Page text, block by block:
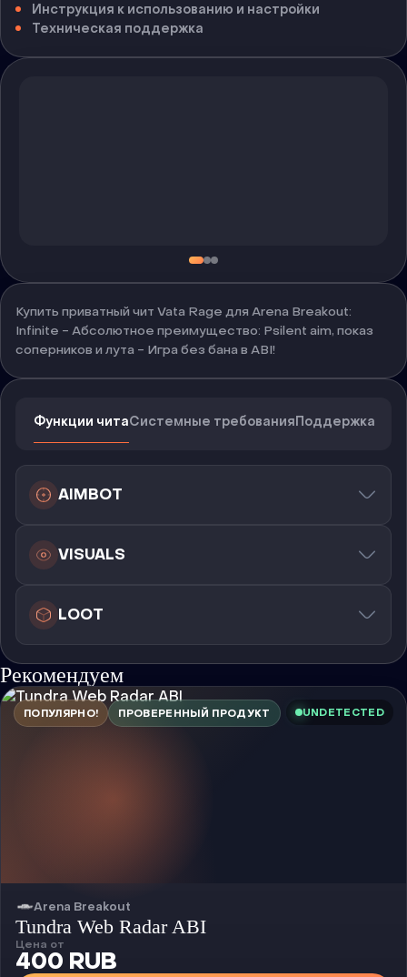
Инструкция к использованию и настройки
Техническая поддержка
Купить приватный чит Vata Rage для Arena Breakout:
Infinite - Абсолютное преимущество: Psilent aim, показ
соперников и лута - Игра без бана в ABI!
Функции читаСистемные требованияПоддержка
AIMBOT
VISUALS
LOOT
Рекомендуем
ПОПУЛЯРНО! ПРОВЕРЕННЫЙ ПРОДУКТ UNDETECTED
Arena Breakout
Чит
Tundra Web Radar ABI
Цена от
400 RUB